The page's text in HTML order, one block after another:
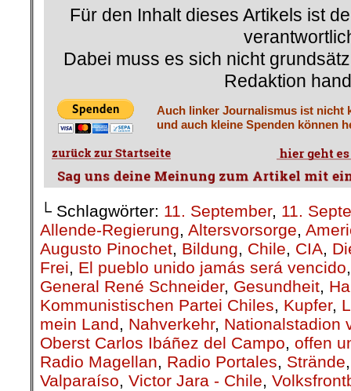
Für den Inhalt dieses Artikels ist
Dabei muss es sich nicht
Redaktion
Auch linker Journalismus ist nicht
und auch kleine Spenden können
└ Schlagwörter: 11. September, 11.
Allende-Regierung, Altersvorsorge,
Augusto Pinochet, Bildung, Chile, CIA,
Frei, El pueblo unido jamás será vencido
General René Schneider, Gesundheit,
Kommunistischen Partei Chiles, Kupfer,
mein Land, Nahverkehr, Nationalstadion
Oberst Carlos Ibáñez del Campo, offen
Radio Magellan, Radio Portales, Strände
Valparaíso, Victor Jara - Chile,